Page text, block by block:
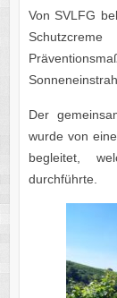
Von SVLFG
Der
wurde von
begleitet,
durchführte.